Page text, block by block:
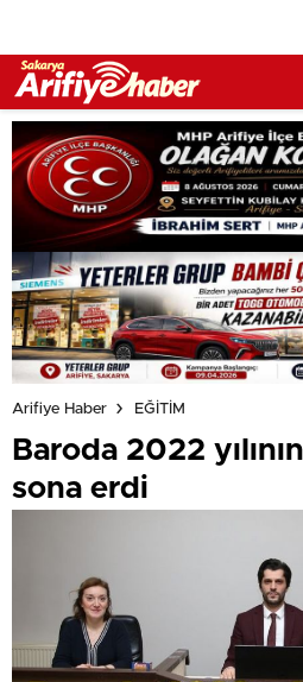
Arifiye Haber EĞİTİM
Baroda 2022
sona erdi